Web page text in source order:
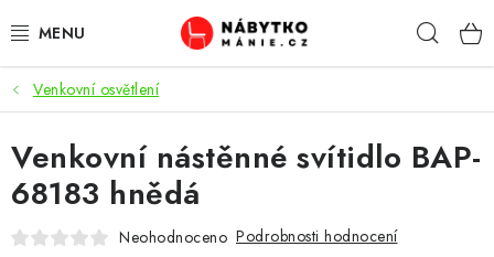
na
OBÝVACÍ POKOJ
KUCHYŇ A JÍDELNA
LOŽNICE
Venkovní osvětlení
Venkovní nástěnné svítidlo BAP-
68183 hnědá
Neohodnoceno Podrobnosti hodnocení